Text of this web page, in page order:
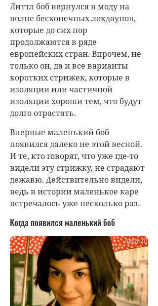
Литтл боб вернулся в моду на
волне бесконечных локдаунов,
которые до сих пор
продолжаются в ряде
европейских стран. Впрочем, не
только он, да и все варианты
коротких стрижек, которые в
изоляции или частичной
изоляции хороши тем, что будут
долго отрастать.
Впервые маленький боб
появился далеко не этой весной.
И те, кто говорят, что уже где-то
видели эту стрижку, не страдают
дежавю. Действительно видели,
ведь в истории маленькое каре
встречалось уже несколько раз.
Когда появился маленький боб